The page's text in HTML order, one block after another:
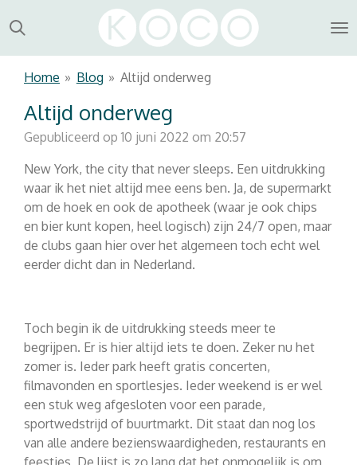
direct
naar
Home » Blog » Altijd onderweg
Altijd onderweg
Gepubliceerd op 10 juni 2022 om 20:57
New York, the city that never sleeps. Een uitdrukking
waar ik het niet altijd mee eens ben. Ja, de supermarkt
om de hoek en ook de apotheek (waar je ook chips
en bier kunt kopen, heel logisch) zijn 24/7 open, maar
de clubs gaan hier over het algemeen toch echt wel
eerder dicht dan in Nederland.
Toch begin ik de uitdrukking steeds meer te
begrijpen. Er is hier altijd iets te doen. Zeker nu het
zomer is. Ieder park heeft gratis concerten,
filmavonden en sportlesjes. Ieder weekend is er wel
een stuk weg afgesloten voor een parade,
sportwedstrijd of buurtmarkt. Dit staat dan nog los
van alle andere bezienswaardigheden, restaurants en
feestjes. De lijst is zo lang dat het onmogelijk is om